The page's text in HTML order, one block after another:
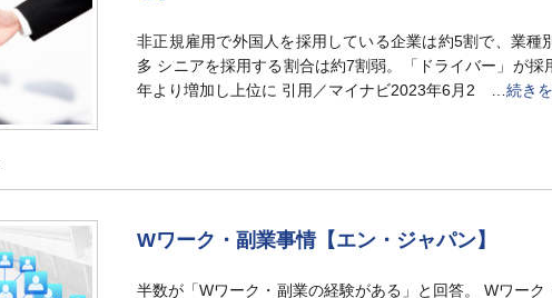
非正規雇用で外国人を採用している企業は約5割で、業種
多 シニアを採用する割合は約7割弱。「ドライバー」が
年より増加し上位に 引用／マイナビ2023年6月2 …続き
Wワーク・副業事情【エン・ジャパン】
半数が「Wワーク・副業の経験がある」と回答。 Wワー